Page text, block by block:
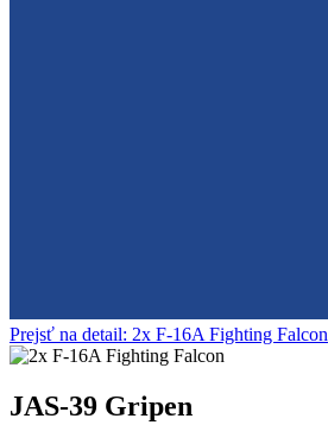
Prejsť na detail: 2x F-16A Fighting Falcon
JAS-39 Gripen